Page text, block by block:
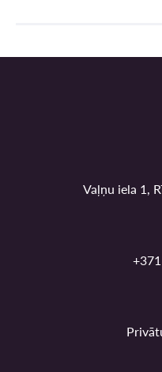
Vaļņu iela 1,